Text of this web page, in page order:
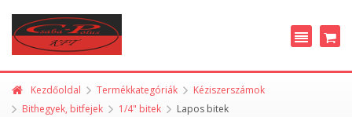
Kezdőoldal Termékkategóriák
Kéziszerszámok
Bithegyek, bitfejek
1/4" bitek Lapos bitek